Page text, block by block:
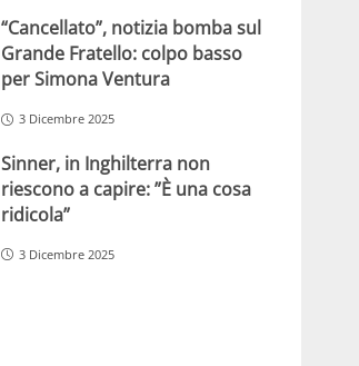
“Cancellato”, notizia bomba sul
Grande Fratello: colpo basso
per Simona Ventura
3 Dicembre 2025
Sinner, in Inghilterra non
riescono a capire: ”È una cosa
ridicola”
3 Dicembre 2025